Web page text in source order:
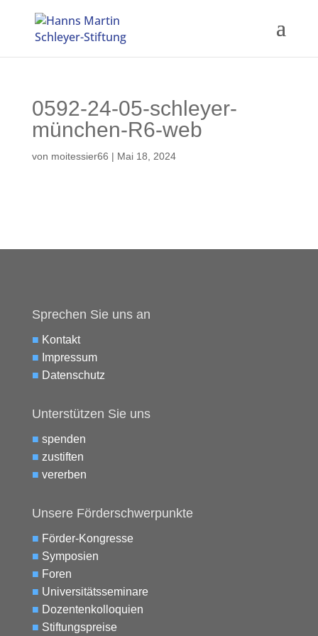
0592-24-05-schleyer-
münchen-R6-web
von moitessier66 | Mai 18, 2024
Sprechen Sie uns an
■ Kontakt
■ Impressum
■ Datenschutz
Unterstützen Sie uns
■ spenden
■ zustiften
■ vererben
Unsere Förderschwerpunkte
■ Förder-Kongresse
■ Symposien
■ Foren
■ Universitätsseminare
■ Dozentenkolloquien
■ Stiftungspreise